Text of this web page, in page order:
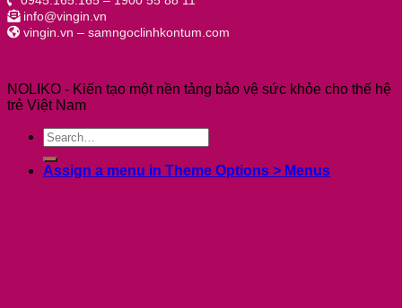
info@vingin.vn
vingin.vn – samngoclinhkontum.com
NOLIKO - Kiến tạo một nền tảng bảo vệ sức khỏe cho thế hệ
trẻ Việt Nam
Assign a menu in Theme Options > Menus